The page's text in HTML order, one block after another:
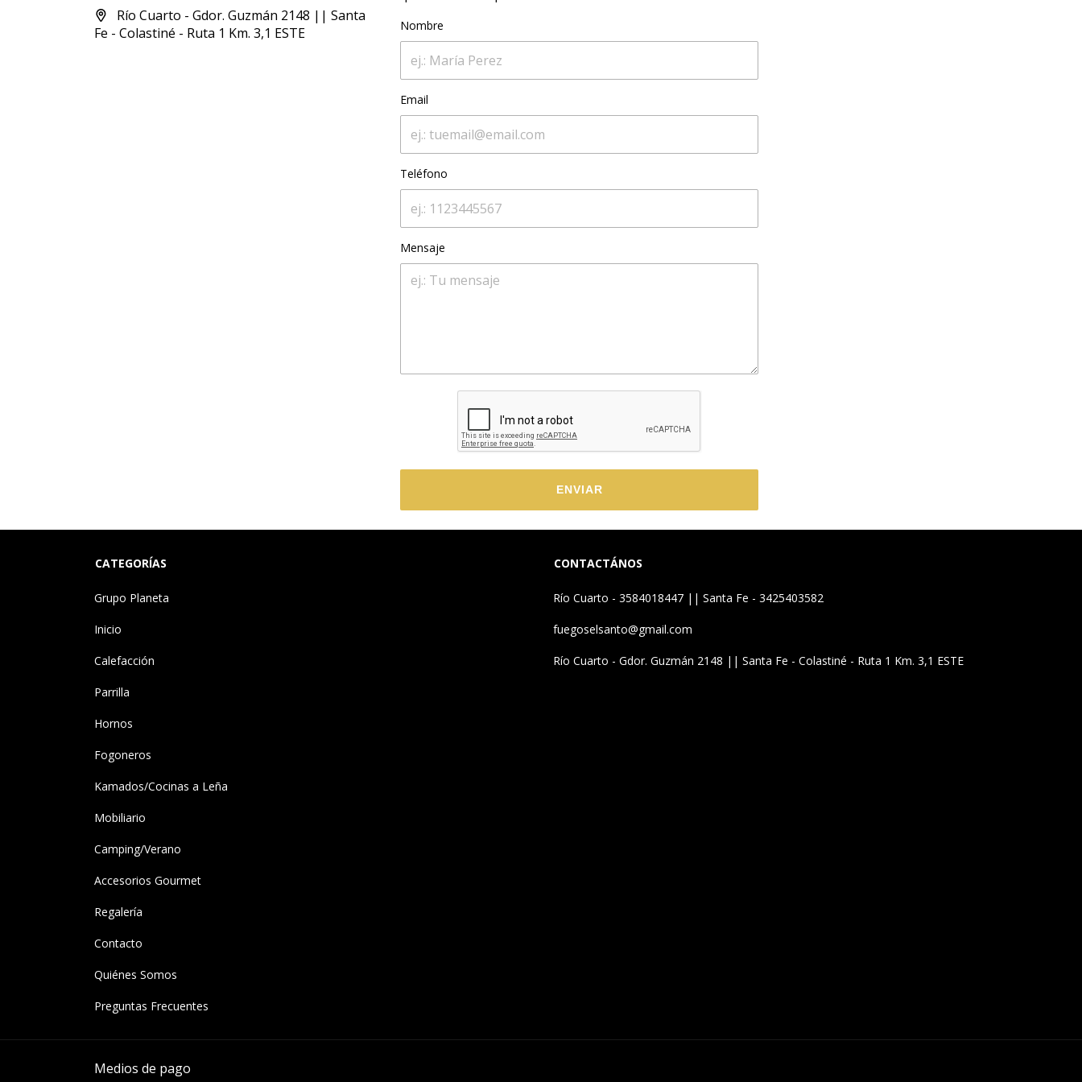
Río Cuarto - Gdor. Guzmán 2148 || Santa
Fe - Colastiné - Ruta 1 Km. 3,1 ESTE
Nombre
Email
Teléfono
Mensaje
ENVIAR
CATEGORÍAS
Grupo Planeta
Inicio
Calefacción
Parrilla
Hornos
Fogoneros
Kamados/Cocinas a Leña
Mobiliario
Camping/Verano
Accesorios Gourmet
Regalería
Contacto
Quiénes Somos
Preguntas Frecuentes
CONTACTÁNOS
Río Cuarto - 3584018447 || Santa Fe - 3425403582
fuegoselsanto@gmail.com
Río Cuarto - Gdor. Guzmán 2148 || Santa Fe - Colastiné - Ruta 1 Km. 3,1 ESTE
Medios de pago